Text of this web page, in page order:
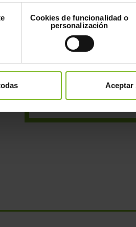
todas excepto las necesarias
Cookies de funcionalidad o
personalización
Aceptar
et complètes,